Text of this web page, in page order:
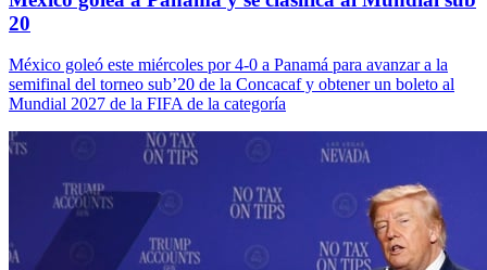
20
México goleó este miércoles por 4-0 a Panamá para avanzar a la
semifinal del torneo sub’20 de la Concacaf y obtener un boleto al
Mundial 2027 de la FIFA de la categoría